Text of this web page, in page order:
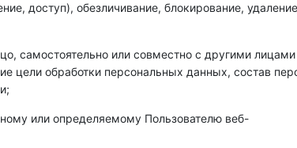
доступ), обезличивание, блокирование,
самостоятельно или совместно с другими лицами
обработки персональных данных, состав
или определяемому Пользователю веб-